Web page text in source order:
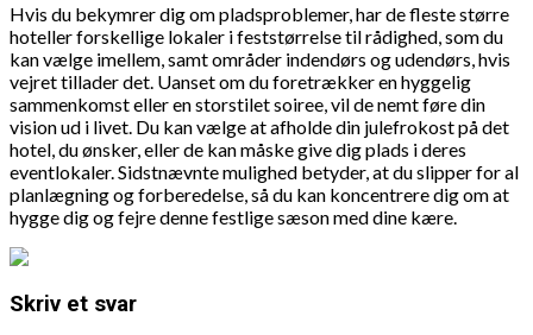
Hvis du bekymrer dig om pladsproblemer, har de fleste større
hoteller forskellige lokaler i feststørrelse til rådighed, som du
kan vælge imellem, samt områder indendørs og udendørs, hvis
vejret tillader det. Uanset om du foretrækker en hyggelig
sammenkomst eller en storstilet soiree, vil de nemt føre din
vision ud i livet. Du kan vælge at afholde din julefrokost på det
hotel, du ønsker, eller de kan måske give dig plads i deres
eventlokaler. Sidstnævnte mulighed betyder, at du slipper for al
planlægning og forberedelse, så du kan koncentrere dig om at
hygge dig og fejre denne festlige sæson med dine kære.
Skriv et svar